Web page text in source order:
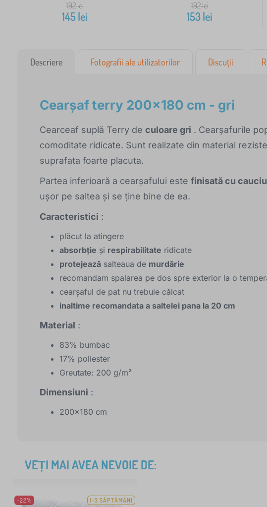
192lei
145lei
192lei
153lei
Descriere Fotografii ale utilizatorilor Discuții
Cearşaf terry 200x180 cm - gri
Cearceaf suplă Terry de culoare gri . Cearșafurile
comoditate ridicate. Sunt realizate din material
suprafata foarte placuta.
Partea inferioară a cearșafului este finisată cu
ușor pe saltea și se ține bine de ea.
Caracteristici :
plăcut la atingere
absorbție și respirabilitate ridicate
protejează salteaua de murdărie
recomandam spalarea pe dos spre exterior la o
cearşaful de pat nu trebuie călcat
inaltime recomandata a saltelei pana la 20 cm
Material :
83% bumbac
17% poliester
Greutate: 200 g/m²
Dimensiuni :
200x180 cm
VEȚI MAI AVEA NEVOIE DE:
-22% 1-3 SĂPTĂMÂNI